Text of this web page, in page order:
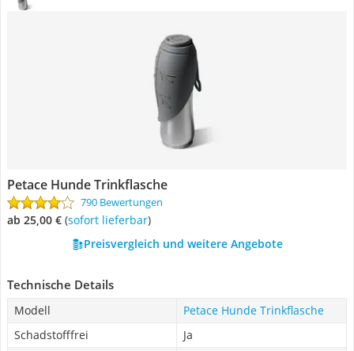
Petace Hunde Trinkflasche
790 Bewertungen
ab 25,00 € ( Sofort lieferbar)
Preisvergleich und weitere Angebote
Technische Details
Modell
Petace Hunde Trinkflasche
Schadstofffrei
Ja